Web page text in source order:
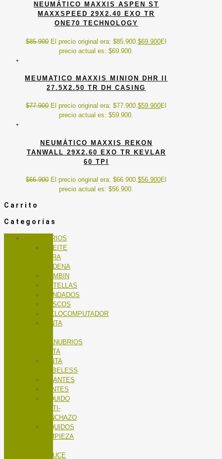
NEUMÁTICO MAXXIS ASPEN ST
MAXXSPEED 29X2.40 EXO TR
ONE70 TECHNOLOGY
$85.900 El precio original era: $85.900.$69.900El
precio actual es: $69.900.
MEUMATICO MAXXIS MINION DHR II
27.5X2.50 TR DH CASING
$77.900 El precio original era: $77.900.$59.900El
precio actual es: $59.900.
NEUMÁTICO MAXXIS REKON
TANWALL 29X2.60 EXO TR KEVLAR
60 TPI
$66.900 El precio original era: $66.900.$56.900El
precio actual es: $56.900.
Carrito
Categorías
ACCESORIOS
ACEITE
PARA
CADENA
BOMBIN
BOTELLAS
CANDADOS
CASCOS
CICLOCOMPUTADOR
CINTA
MANUBRIOS
RUTA
CINTA
TUBELESS
GUANTES
LENTES
LÍQUIDO
ANTI-
PINCHAZO
LÍQUIDOS
LIMPIEZA
SAUCE